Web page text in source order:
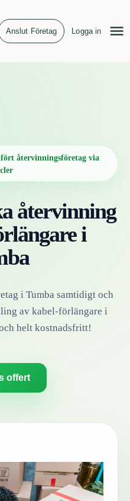
Anslut Företag Logga in
återvinningsföretag via
återvinning
i
i Tumba samtidigt och
av kabel-förlängare i
helt kostnadsfritt!
offert